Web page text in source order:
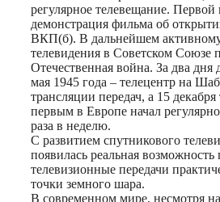
регулярное телевещание. Первой
демонстрация фильма об
ВКП(б). В дальнейшем
телевидения в Советском Союзе
Отечественная война. За два дня
мая 1945 года – телецентр на
трансляции передач, а 15 декабря
первым в Европе начал
раза в неделю.
С развитием спутникового
появилась реальная
телевизионные передачи
точки земного шара.
В современном мире, несмотря